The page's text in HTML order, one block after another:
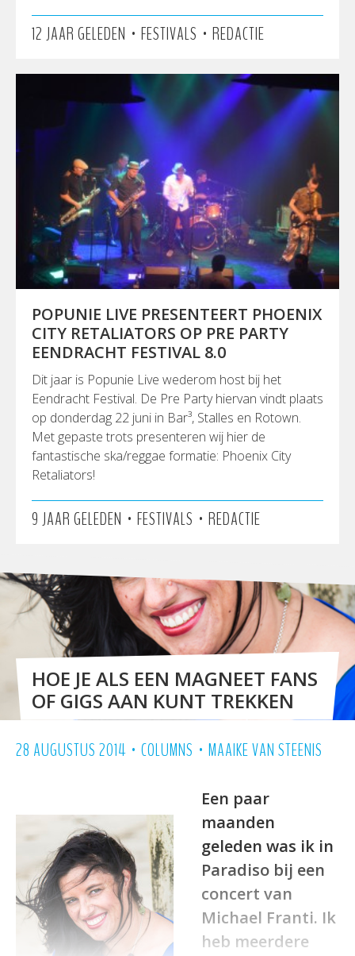
12 JAAR GELEDEN • FESTIVALS • REDACTIE
POPUNIE LIVE PRESENTEERT PHOENIX
CITY RETALIATORS OP PRE PARTY
EENDRACHT FESTIVAL 8.0
Dit jaar is Popunie Live wederom host bij het
Eendracht Festival. De Pre Party hiervan vindt plaats
op donderdag 22 juni in Bar³, Stalles en Rotown.
Met gepaste trots presenteren wij hier de
fantastische ska/reggae formatie: Phoenix City
Retaliators!
9 JAAR GELEDEN • FESTIVALS • REDACTIE
HOE JE ALS EEN MAGNEET FANS
OF GIGS AAN KUNT TREKKEN
28 AUGUSTUS 2014 • COLUMNS • MAAIKE VAN STEENIS
Een paar
maanden
geleden was ik in
Paradiso bij een
concert van
Michael Franti. Ik
heb meerdere